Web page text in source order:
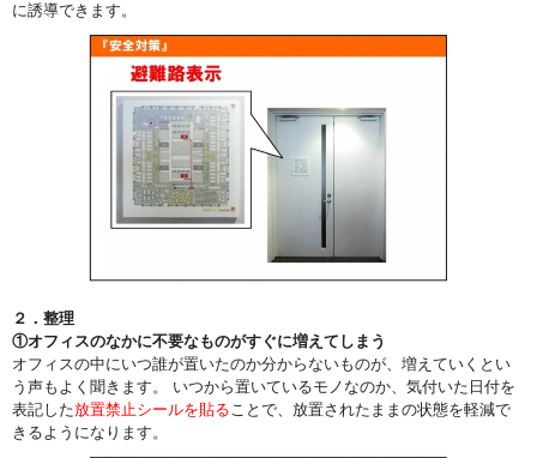
に誘導できます。
２．整理
①オフィスのなかに不要なものがすぐに増えてしまう
オフィスの中にいつ誰が置いたのか分からないものが、増えていくとい
う声もよく聞きます。 いつから置いているモノなのか、気付いた日付を
表記した放置禁止シールを貼る ことで、放置されたままの状態を軽減で
きるようになります。